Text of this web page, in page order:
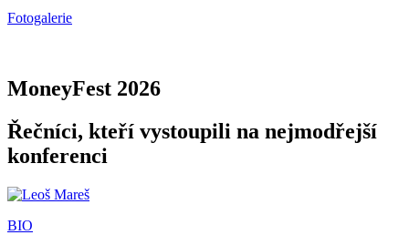
Fotogalerie
MoneyFest 2026
Řečníci, kteří vystoupili na nejmodřejší
konferenci
BIO